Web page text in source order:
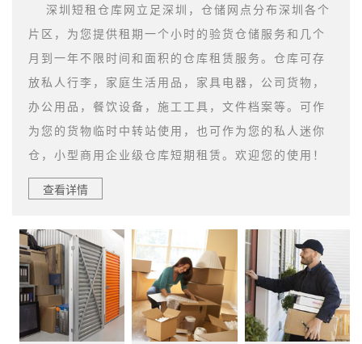
深圳短租仓库网立足深圳，仓储网点分布深圳各个
片区，为您提供租期一个小时的验货仓储服务和几个
月到一年不限时间和面积的仓库租赁服务。仓库可存
放私人行李，家庭生活用品，家具电器，公司货物，
办公用品，餐饮设备，施工工具，文件档案等。可作
为您的货物临时中转站使用，也可作为您的私人迷你
仓，小型商用企业级仓库短期租赁。欢迎您的使用！
查看详情